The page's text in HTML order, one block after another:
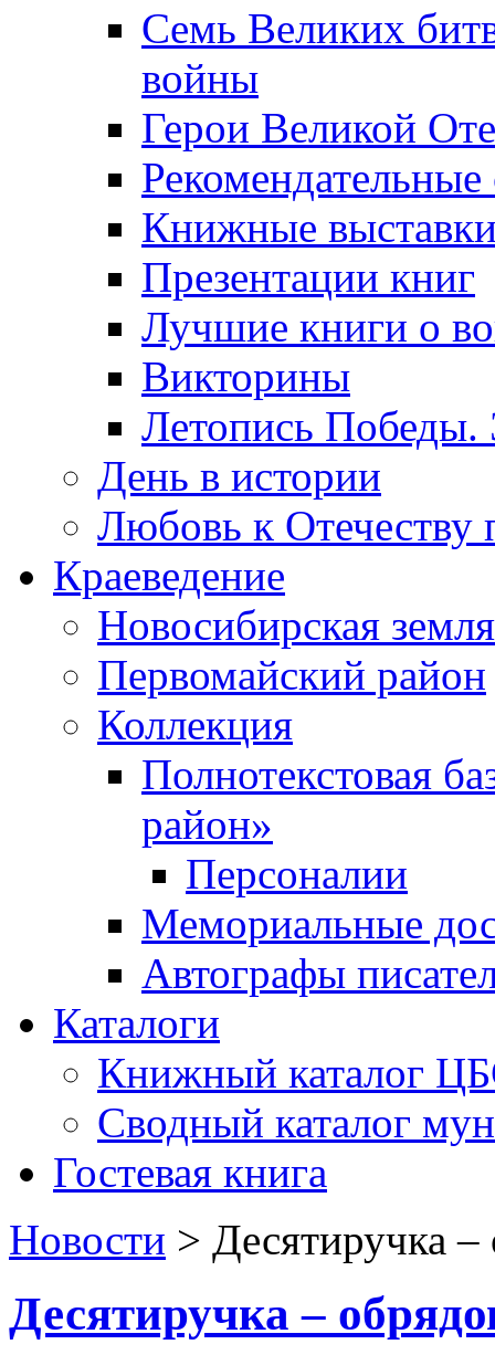
Семь Великих
войны
Герои Великой
Рекомендательные
Книжные
Презентации книг
Лучшие книги о
Викторины
Летопись Победы.
День в истории
Любовь к Отечеству
Краеведение
Новосибирская земля
Первомайский район
Коллекция
Полнотекстовая
район»
Персоналии
Мемориальные
Автографы
Каталоги
Книжный каталог
Сводный каталог
Гостевая книга
Новости > Десятиручка
Десятиручка –